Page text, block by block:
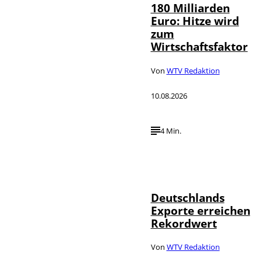
180 Milliarden
Euro: Hitze wird
zum
Wirtschaftsfaktor
Von WTV Redaktion
10.08.2026
4 Min.
Deutschlands
Exporte erreichen
Rekordwert
Von WTV Redaktion